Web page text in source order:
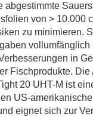
abgestimmte
von > 10.000
zu minimieren.
in
Fischprodukte. Die
20 UHT-M ist
US-
eignet sich zur